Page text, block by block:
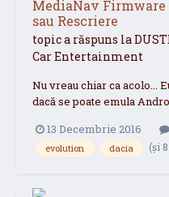
MediaNav Firmware
sau Rescriere
topic a răspuns la
Car Entertainment
Nu vreau chiar ca acolo...
dacă se poate emula
13 Decembrie 2016
evolution dacia (și